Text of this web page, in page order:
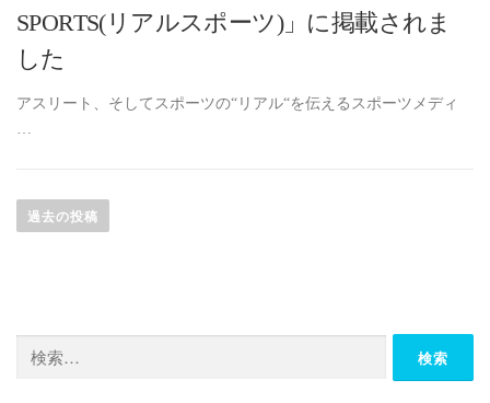
SPORTS(リアルスポーツ)」に掲載されま
した
アスリート、そしてスポーツの“リアル“を伝えるスポーツメディ
稿
ナ
シ
過去の投稿
索: